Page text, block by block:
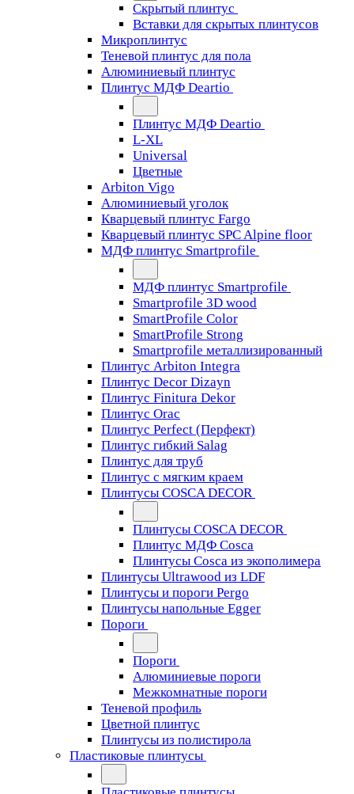
Скрытый плинтус
Вставки для скрытых плинтусов
Микроплинтус
Теневой плинтус для пола
Алюминиевый плинтус
Плинтус МДФ Deartio
Плинтус МДФ Deartio
L-XL
Universal
Цветные
Arbiton Vigo
Алюминиевый уголок
Кварцевый плинтус Fargo
Кварцевый плинтус SPC Alpine floor
МДФ плинтус Smartprofile
МДФ плинтус Smartprofile
Smartprofile 3D wood
SmartProfile Color
SmartProfile Strong
Smartprofile металлизированный
Плинтус Arbiton Integra
Плинтус Decor Dizayn
Плинтус Finitura Dekor
Плинтус Orac
Плинтус Perfect (Перфект)
Плинтус гибкий Salag
Плинтус для труб
Плинтус с мягким краем
Плинтусы COSCA DECOR
Плинтусы COSCA DECOR
Плинтус МДФ Cosca
Плинтусы Cosca из экополимера
Плинтусы Ultrawood из LDF
Плинтусы и пороги Pergo
Плинтусы напольные Egger
Пороги
Пороги
Алюминиевые пороги
Межкомнатные пороги
Теневой профиль
Цветной плинтус
Плинтусы из полистирола
Пластиковые плинтусы